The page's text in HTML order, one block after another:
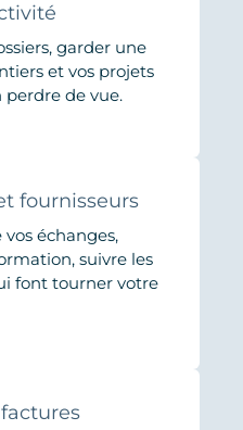
garder une
et vos projets
perdre de vue.
fournisseurs
échanges,
suivre les
font tourner votre